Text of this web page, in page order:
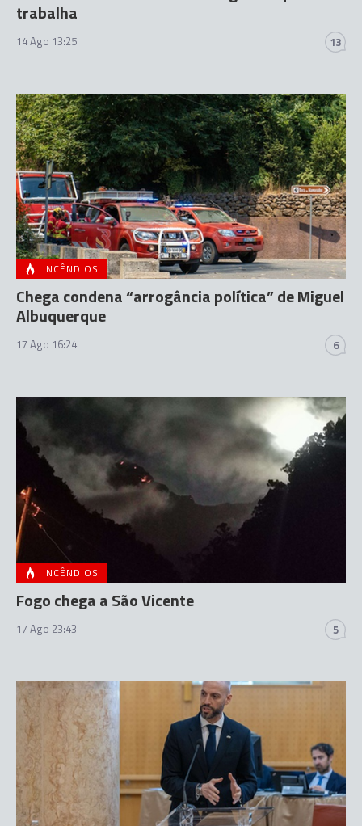
trabalha
14 Ago 13:25 13
INCÊNDIOS
Chega condena “arrogância política” de Miguel
Albuquerque
17 Ago 16:24 6
INCÊNDIOS
Fogo chega a São Vicente
17 Ago 23:43 5